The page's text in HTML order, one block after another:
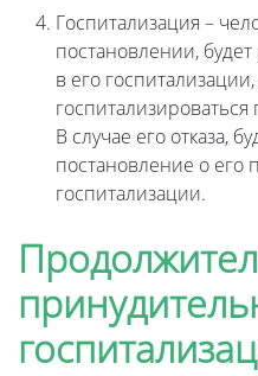
Госпитализация –
постановлении,
в его
В случае его отказа,
постановление о его
госпитализации.